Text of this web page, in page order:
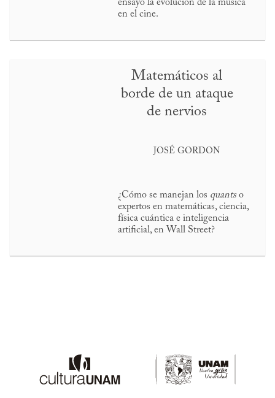
ensayo la evolución de la música
en el cine.
Matemáticos al
borde de un ataque
de nervios
JOSÉ GORDON
¿Cómo se manejan los quantso
expertos en matemáticas, ciencia,
física cuántica e inteligencia
artificial, en Wall Street?